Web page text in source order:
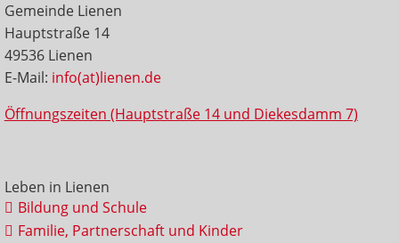
Gemeinde Lienen
Hauptstraße 14
49536 Lienen
E-Mail: info(at)lienen.de
Öffnungszeiten (Hauptstraße 14 und Diekesdamm 7)
Leben in Lienen
Bildung und Schule
Familie, Partnerschaft und Kinder